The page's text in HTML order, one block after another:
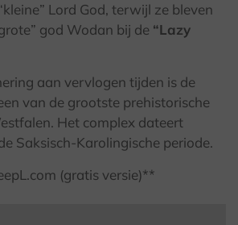
Lord God, terwijl ze bleven
god Wodan bij de “Lazy
aan vervlogen tijden is de
van de grootste prehistorische
Het complex dateert
Saksisch-Karolingische periode.
(gratis versie)**